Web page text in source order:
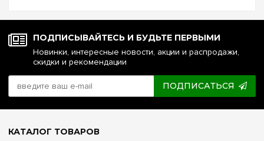
ПОДПИСЫВАЙТЕСЬ И БУДЬТЕ ПЕРВЫМИ
Новинки, интересные новости, акции и распродажи,
скидки и рекомендации
ПОДПИСАТЬСЯ
КАТАЛОГ ТОВАРОВ